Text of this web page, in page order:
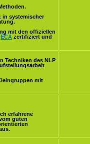
in systemischer
mit den offiziellen
ECA zertifiziert und
Techniken des NLP
mit
erfahrene
guten